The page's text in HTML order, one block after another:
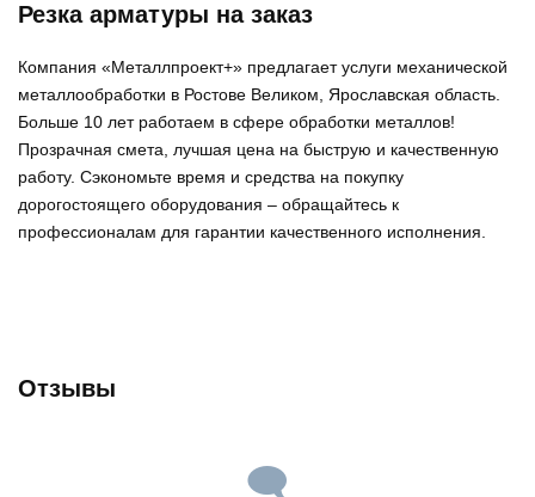
Резка арматуры на заказ
Компания «Металлпроект+» предлагает услуги механической
металлообработки в Ростове Великом, Ярославская область.
Больше 10 лет работаем в сфере обработки металлов!
Прозрачная смета, лучшая цена на быструю и качественную
работу. Сэкономьте время и средства на покупку
дорогостоящего оборудования – обращайтесь к
профессионалам для гарантии качественного исполнения.
Отзывы